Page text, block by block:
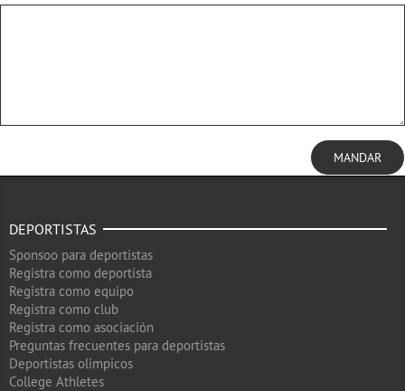
MANDAR
DEPORTISTAS
Sponsoo para deportistas
Registra como deportista
Registra como equipo
Registra como club
Registra como asociación
Preguntas frecuentes para deportistas
Deportistas olimpicos
College Athletes